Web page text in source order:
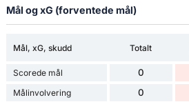
Mål og xG (forventede mål)
Mål, xG, skudd Totalt
Scorede mål 0
Målinvolvering 0